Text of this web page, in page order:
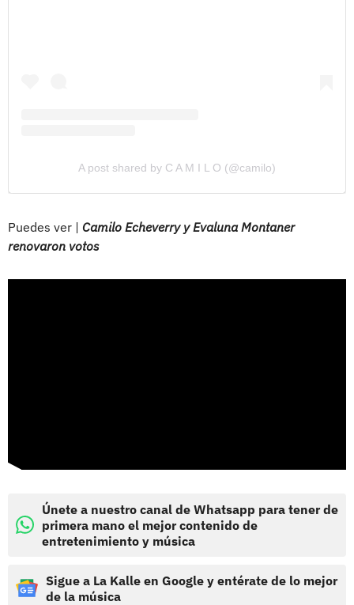
A post shared by C A M I L O (@camilo)
Puedes ver | Camilo Echeverry y Evaluna Montaner
renovaron votos
Únete a nuestro canal de Whatsapp para tener de
primera mano el mejor contenido de
entretenimiento y música
Sigue a La Kalle en Google y entérate de lo mejor
de la música